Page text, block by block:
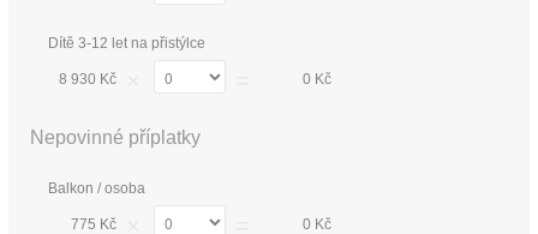
Dítě 3-12 let na přistýlce
8 930 Kč 0 Kč
Nepovinné příplatky
Balkon / osoba
775 Kč 0 Kč